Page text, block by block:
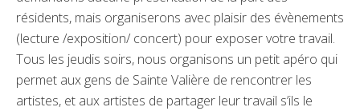
résidents, mais organiserons avec plaisir des évènements
(lecture /exposition/ concert) pour exposer votre travail.
Tous les jeudis soirs, nous organisons un petit apéro qui
permet aux gens de Sainte Valière de rencontrer les
artistes, et aux artistes de partager leur travail s’ils le